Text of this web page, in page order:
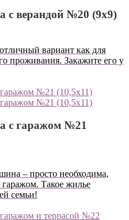
с верандой №20 (9х9)
вариант как для
проживания. Закажите его у
с гаражом №21
– просто необходима,
Такое жилье
семьи!